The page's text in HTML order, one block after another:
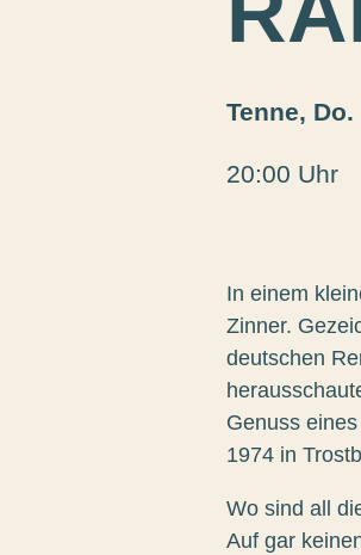
Tenne, Do.
20:00 Uhr
In einem
Zinner.
deutschen
Genuss
1974 in
Wo sind all
Auf gar